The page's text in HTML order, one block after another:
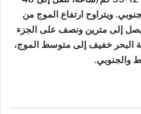
ويتراوح ارتفاع الموج من
إلى مترين ونصف على الجزء
البحر خفيف إلى متوسط الموج،
والجنوبي.